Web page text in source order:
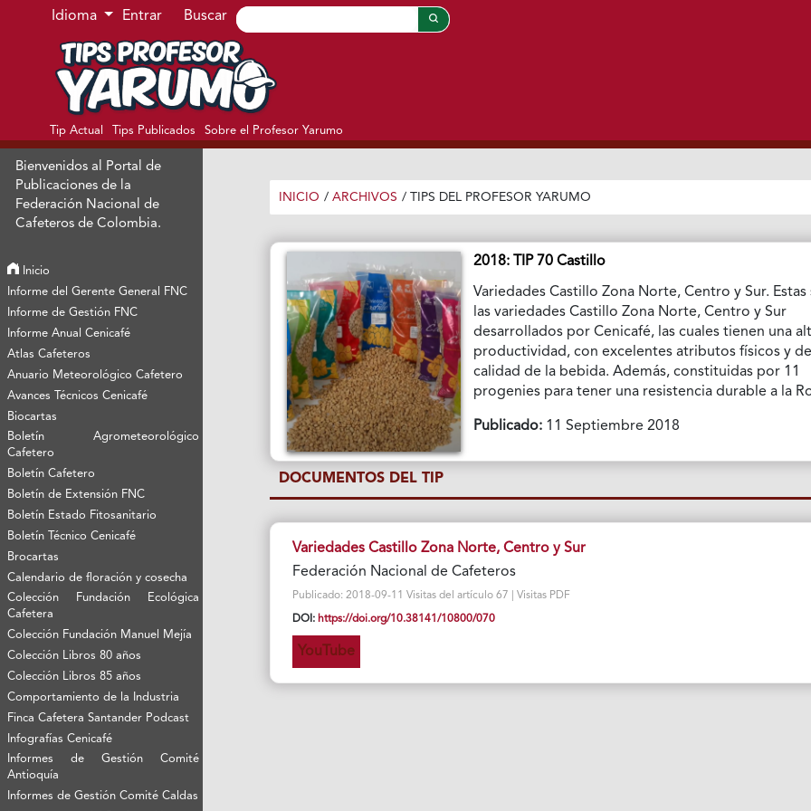
Ir al menú de navegación principal
Ir al contenido principal
Ir al pie de página del sitio
Idioma Entrar Buscar
Tip Actual Tips Publicados Sobre el Profesor Yarumo
Bienvenidos al Portal de
Publicaciones de la
Federación Nacional de
Cafeteros de Colombia.
Inicio
Informe del Gerente General FNC
Informe de Gestión FNC
Informe Anual Cenicafé
Atlas Cafeteros
Anuario Meteorológico Cafetero
Avances Técnicos Cenicafé
Biocartas
Boletín Agrometeorológico
Cafetero
Boletín Cafetero
Boletín de Extensión FNC
Boletín Estado Fitosanitario
Boletín Técnico Cenicafé
Brocartas
Calendario de floración y cosecha
Colección Fundación Ecológica
Cafetera
Colección Fundación Manuel Mejía
Colección Libros 80 años
Colección Libros 85 años
Comportamiento de la Industria
Finca Cafetera Santander Podcast
Infografías Cenicafé
Informes de Gestión Comité
Antioquía
Informes de Gestión Comité Caldas
INICIO / ARCHIVOS / TIPS DEL PROFESOR YARUMO
2018: TIP 70 Castillo
Variedades Castillo Zona Norte, Centro y Sur. Estas
las variedades Castillo Zona Norte, Centro y Sur
desarrollados por Cenicafé, las cuales tienen una
productividad, con excelentes atributos físicos y de
calidad de la bebida. Además, constituidas por 11
progenies para tener una resistencia durable a la
Publicado: 11 Septiembre 2018
DOCUMENTOS DEL TIP
Variedades Castillo Zona Norte, Centro y Sur
Federación Nacional de Cafeteros
Publicado: 2018-09-11 Visitas del artículo 67 | Visitas PDF
DOI: https://doi.org/10.38141/10800/070
YouTube